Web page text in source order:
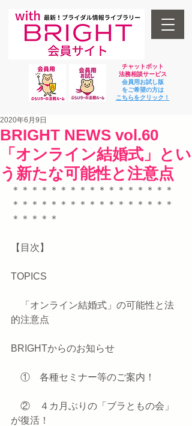
チャットボット
法務相談サービス
会員用お試し版
をご希望の方は
​こちらをクリック！
BRIGHT NEWS vol.60
「オンライン結婚式」とい
う新たな可能性と注意点
2020年6月9日
＊＊＊＊＊＊＊＊＊＊＊＊＊＊＊＊＊
＊＊＊＊＊＊＊＊＊＊＊＊＊＊＊＊＊
＊＊＊＊＊
【目次】
TOPICS
「オンライン結婚式」の可能性と法
的注意点
BRIGHTからのお知らせ
①　各種セミナー等のご案内！
②　４カ月ぶりの「ブラともの会」
が復活！